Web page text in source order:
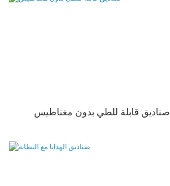
صناديق قابلة للطي بدون مغناطيس